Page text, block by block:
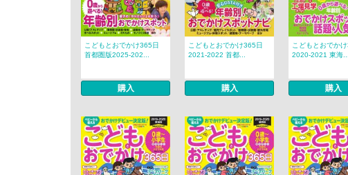
こどもとおでかけ365日
首都圏版2025-202...
購入
こどもとおでかけ365日
2021-2022 首都...
購入
こどもとおでか
2020-2021 東海...
購入